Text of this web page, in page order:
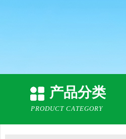
产品分类
PRODUCT CATEGORY